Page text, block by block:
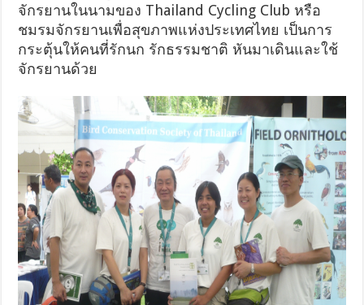
จักรยานในนามของ Thailand Cycling Club หรือ
ชมรมจักรยานเพื่อสุขภาพแห่งประเทศไทย เป็นการ
กระตุ้นให้คนที่รักนก รักธรรมชาติ หันมาเดินและใช้
จักรยานด้วย